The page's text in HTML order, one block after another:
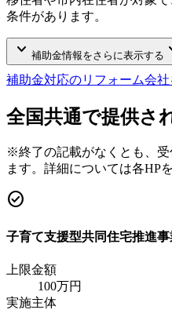
条件があります。
keyboard_arrow_down 補助金情報をさらに表示する
補助金対応のリフォーム会社
全国共通で提供さ
※終了の記載がなくとも、
ます。詳細については各HP
check_circle
子育て支援型共同住宅推進事
上限金額
100万円
実施主体